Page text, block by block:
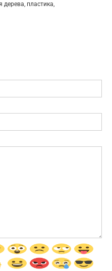
пластика,